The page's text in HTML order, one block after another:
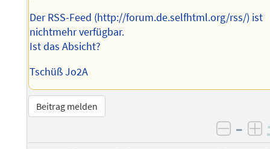
Der RSS-Feed (http://forum.de.selfhtml.org/rss/) ist
nichtmehr verfügbar.
Ist das Absicht?
Tschüß Jo2A
Beitrag melden
–